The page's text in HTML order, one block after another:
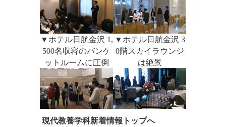
▼ホテル日航金沢 1,
500名収容のバンケ
ットルームに圧倒
▼ホテル日航金沢 3
0階スカイラウンジ
は絶景
現代教養学科新着情報トップへ